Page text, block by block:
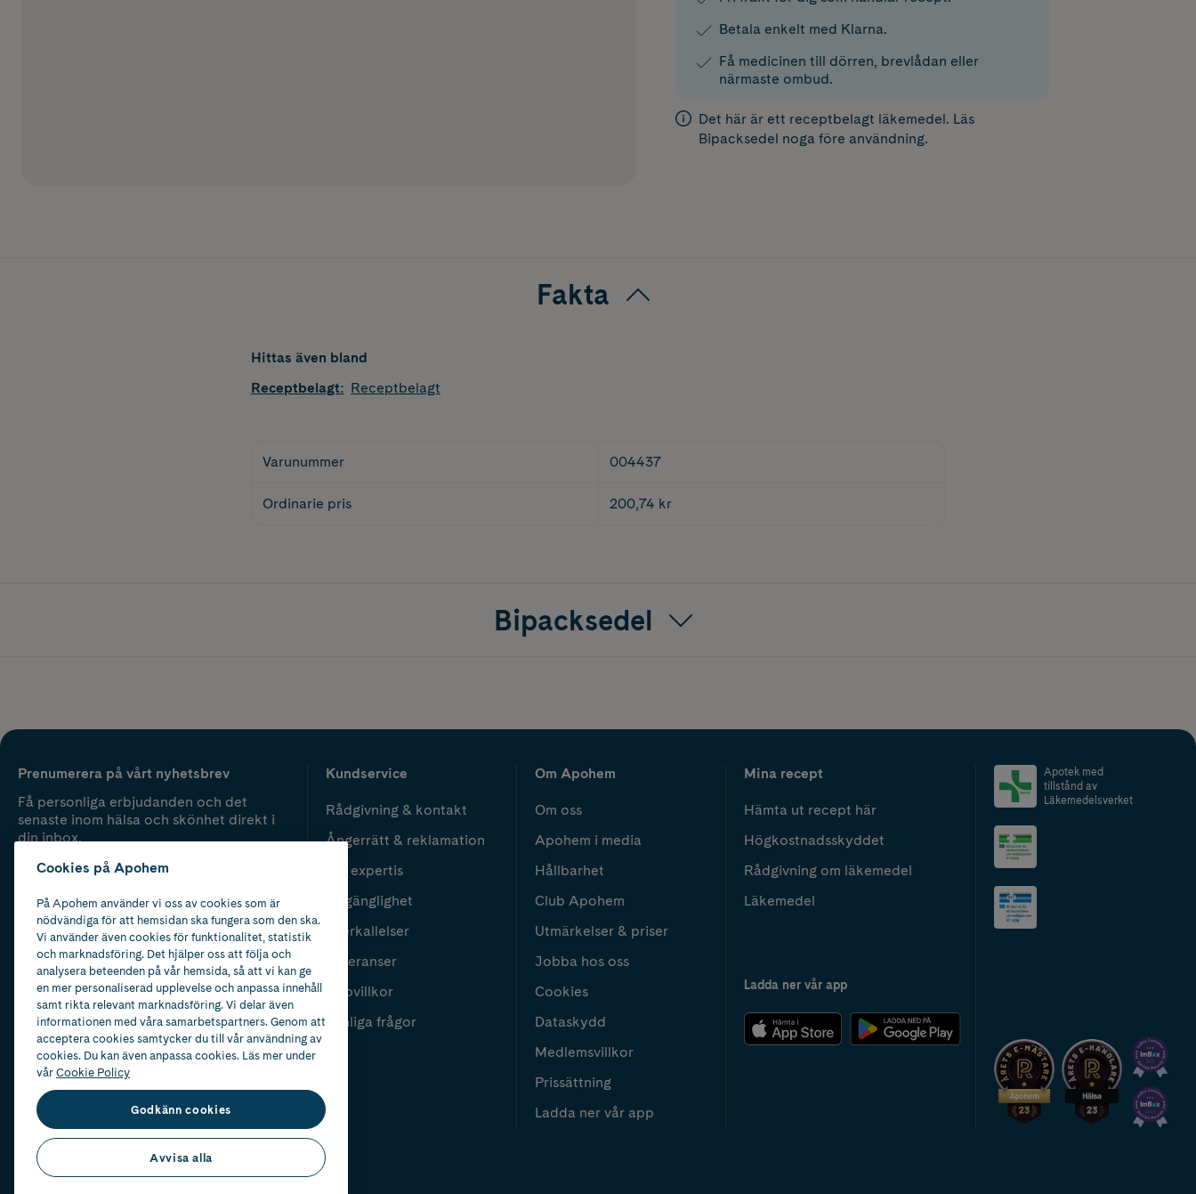
Betala enkelt med Klarna.
Få medicinen till dörren, brevlådan eller
närmaste ombud.
Det här är ett receptbelagt läkemedel. Läs
Bipacksedel noga före användning.
Fakta
Hittas även bland
Receptbelagt: Receptbelagt
Varunummer 004437
Ordinarie pris 200,74 kr
Bipacksedel
Prenumerera på vårt nyhetsbrev
Få personliga erbjudanden och det
senaste inom hälsa och skönhet direkt i
din inbox.
Kundservice
Rådgivning & kontakt
Ångerrätt & reklamation
Vår expertis
Tillgänglighet
Återkallelser
Leveranser
Köpvillkor
Vanliga frågor
Om Apohem
Om oss
Apohem i media
Hållbarhet
Club Apohem
Utmärkelser & priser
Jobba hos oss
Cookies
Dataskydd
Medlemsvillkor
Prissättning
Ladda ner vår app
Mina recept
Hämta ut recept här
Högkostnadsskyddet
Rådgivning om läkemedel
Läkemedel
Ladda ner vår app
Apotek med
tillstånd av
Läkemedelsverket
2024
Cookies på Apohem
På Apohem använder vi oss av cookies som är
nödvändiga för att hemsidan ska fungera som den ska.
Vi använder även cookies för funktionalitet, statistik
och marknadsföring. Det hjälper oss att följa och
analysera beteenden på vår hemsida, så att vi kan ge
en mer personaliserad upplevelse och anpassa innehåll
samt rikta relevant marknadsföring. Vi delar även
informationen med våra samarbetspartners. Genom att
acceptera cookies samtycker du till vår användning av
cookies. Du kan även anpassa cookies. Läs mer under
vårCookie Policy
Godkänn cookies
Avvisa alla